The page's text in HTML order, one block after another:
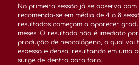
Na primeira sessão já se observa
recomenda-se em média de 4 a 8
resultados começam a aparecer
meses. O resultado não é imediato
produção de neocolágeno, o qual vai
espessa e densa, resultando em uma
surge de dentro para fora.